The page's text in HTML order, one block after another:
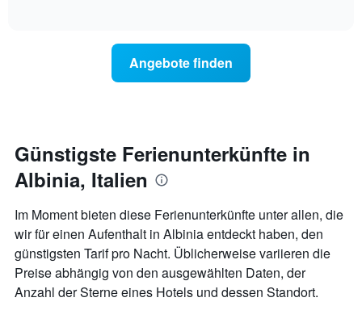
durchschnittlichen
jeweiligen
Wochentag.
Das
Diagramm
1
X-
Achse,
die
die
Wochentage
Angebote finden
Günstigste Ferienunterkünfte in
Albinia, Italien
Im Moment bieten diese Ferienunterkünfte unter allen, die
wir für einen Aufenthalt in Albinia entdeckt haben, den
günstigsten Tarif pro Nacht. Üblicherweise variieren die
Preise abhängig von den ausgewählten Daten, der
Anzahl der Sterne eines Hotels und dessen Standort.